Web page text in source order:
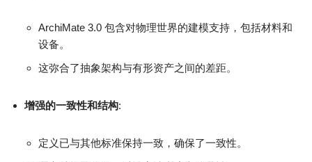
ArchiMate 3.0 包含对物理世界的建模支持，包括材料和
设备。
这弥合了抽象架构与有形资产之间的差距。
增强的一致性和结构:
定义已与其他标准保持一致，确保了一致性。